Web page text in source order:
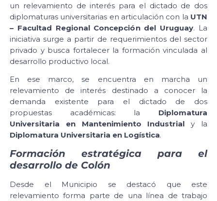
un relevamiento de interés para el dictado de dos
diplomaturas universitarias en articulación con la UTN
– Facultad Regional Concepción del Uruguay. La
iniciativa surge a partir de requerimientos del sector
privado y busca fortalecer la formación vinculada al
desarrollo productivo local.
En ese marco, se encuentra en marcha un
relevamiento de interés destinado a conocer la
demanda existente para el dictado de dos
propuestas académicas: la Diplomatura
Universitaria en Mantenimiento Industrial y la
Diplomatura Universitaria en Logística.
Formación estratégica para el
desarrollo de Colón
Desde el Municipio se destacó que este
relevamiento forma parte de una línea de trabajo